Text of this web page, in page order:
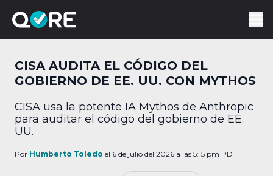
CISA AUDITA EL CÓDIGO DEL
GOBIERNO DE EE. UU. CON MYTHOS
CISA usa la potente IA Mythos de Anthropic
para auditar el código del gobierno de EE.
UU.
Por Humberto Toledo el 6 de julio del 2026 a las 5:15 pm PDT